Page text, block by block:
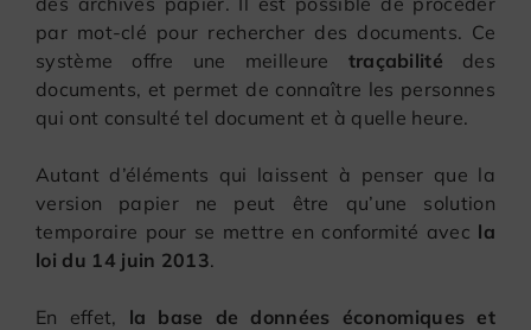
par mot-clé pour rechercher des documents. Ce
système offre une meilleure traçabilité des
documents, et permet de connaître les personnes
qui ont consulté tel document et à quelle heure.
Autant d’éléments qui laissent à penser que la
version papier ne peut être qu’une solution
temporaire pour se mettre en conformité avec la
loi du 14 juin 2013.
En effet, la base de données économiques et